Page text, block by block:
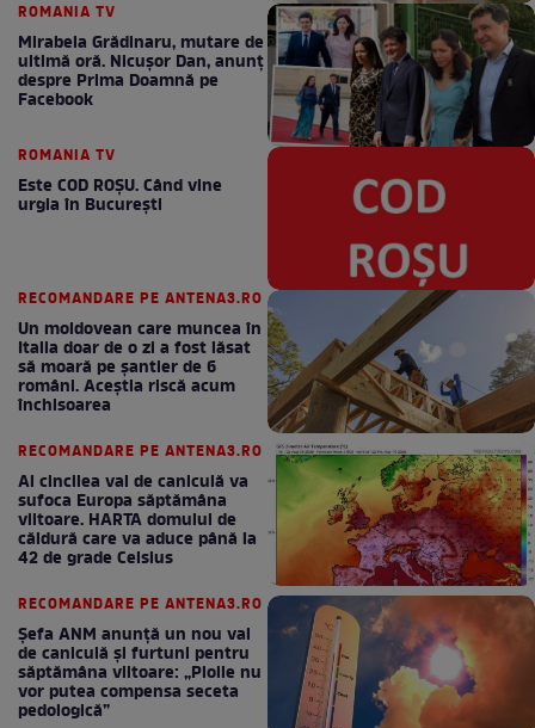
ROMANIA TV
Mirabela Grădinaru, mutare de
ultimă oră. Nicuşor Dan, anunţ
despre Prima Doamnă pe
Facebook
ROMANIA TV
Este COD ROŞU. Când vine
urgia în Bucureşti
RECOMANDARE PE ANTENA3.RO
Un moldovean care muncea în
Italia doar de o zi a fost lăsat
să moară pe şantier de 6
români. Aceștia riscă acum
închisoarea
RECOMANDARE PE ANTENA3.RO
Al cincilea val de caniculă va
sufoca Europa săptămâna
viitoare. HARTA domului de
căldură care va aduce până la
42 de grade Celsius
RECOMANDARE PE ANTENA3.RO
Șefa ANM anunță un nou val
de caniculă și furtuni pentru
săptămâna viitoare: „Ploile nu
vor putea compensa seceta
pedologică”